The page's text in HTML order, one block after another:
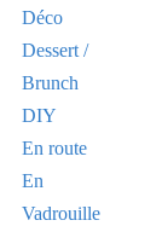
Déco
Dessert /
Brunch
DIY
En route
En
Vadrouille